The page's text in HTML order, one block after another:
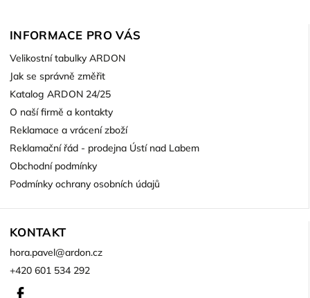
INFORMACE PRO VÁS
Velikostní tabulky ARDON
Jak se správně změřit
Katalog ARDON 24/25
O naší firmě a kontakty
Reklamace a vrácení zboží
Reklamační řád - prodejna Ústí nad Labem
Obchodní podmínky
Podmínky ochrany osobních údajů
KONTAKT
hora.pavel@ardon.cz
+420 601 534 292